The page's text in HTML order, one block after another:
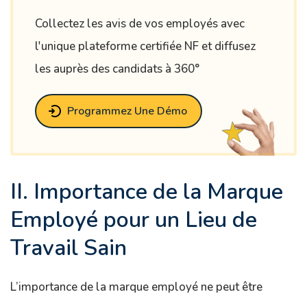
Collectez les avis de vos employés avec
l'unique plateforme certifiée NF et diffusez
les auprès des candidats à 360°
Programmez Une Démo
II. Importance de la Marque
Employé pour un Lieu de
Travail Sain
L’importance de la marque employé ne peut être